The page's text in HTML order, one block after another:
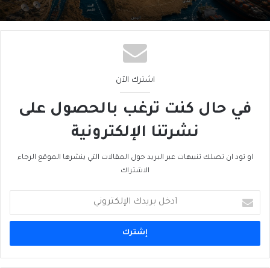
اشترك الآن
في حال كنت ترغب بالحصول على
نشرتنا الإلكترونية
او تود ان تصلك تنبيهات عبر البريد حول المقالات التي ينشرها الموقع الرجاء
الاشتراك
بريدك
الإلكتروني